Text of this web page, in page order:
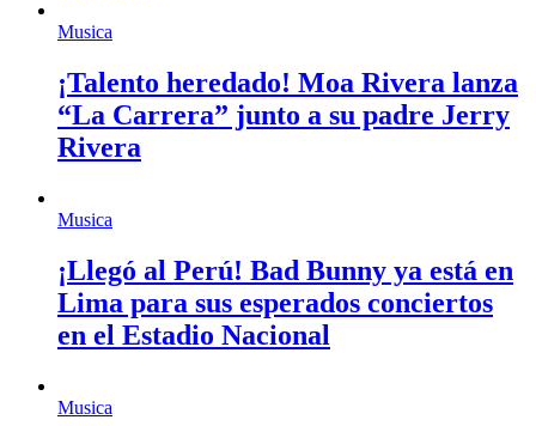
Musica
¡Talento heredado! Moa Rivera lanza
“La Carrera” junto a su padre Jerry
Rivera
Musica
¡Llegó al Perú! Bad Bunny ya está en
Lima para sus esperados conciertos
en el Estadio Nacional
Musica